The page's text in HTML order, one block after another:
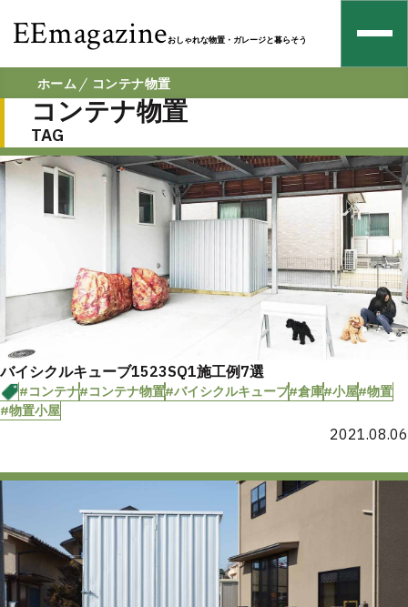
EEmagazineおしゃれな物置・ガレージと暮らそう
ホーム コンテナ物置
コンテナ物置
TAG
バイシクルキューブ1523SQ1施工例7選
#コンテナ#コンテナ物置#バイシクルキューブ#倉庫#小屋#物置
#物置小屋
2021.08.06